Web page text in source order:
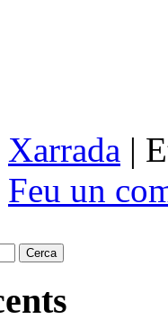
Xarrada |
Feu un